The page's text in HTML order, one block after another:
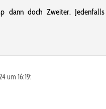
dann doch Zweiter.
um 16:19: